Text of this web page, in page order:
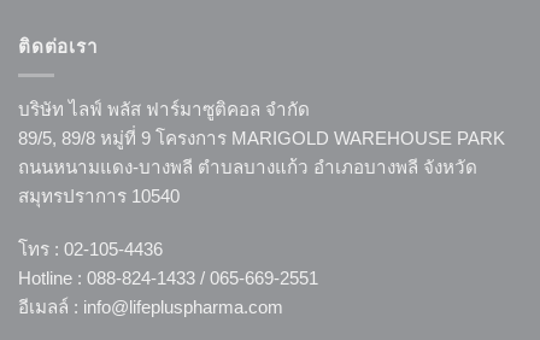
ติดต่อเรา
บริษัท ไลฟ์ พลัส ฟาร์มาซูติคอล จำกัด
89/5, 89/8 หมู่ที่ 9 โครงการ MARIGOLD WAREHOUSE PARK
ถนนหนามแดง-บางพลี ตำบลบางแก้ว อำเภอบางพลี จังหวัด
สมุทรปราการ 10540
โทร : 02-105-4436
Hotline : 088-824-1433 / 065-669-2551
อีเมลล์ : info@lifepluspharma.com